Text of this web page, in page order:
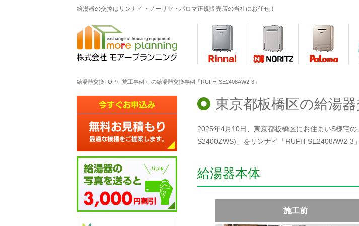
給湯器の交換はリンナイ・ノーリツ・パロマ正規販売店の当社にお任せ！
給湯器交換TOP 施工事例 の給湯器交換事例「RUFH-SE2408AW2-3」
東京都板橋区の給湯
2025年4月10日、東京都板橋区にお住まいS様宅
S2400ZWS)」をリンナイ「RUFH-SE2408AW2-3
給湯器本体
施工前